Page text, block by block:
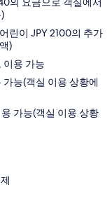
린이 JPY 2100의 추가
)
이용 가능
능(객실 이용 상황에
가능(객실 이용 상황